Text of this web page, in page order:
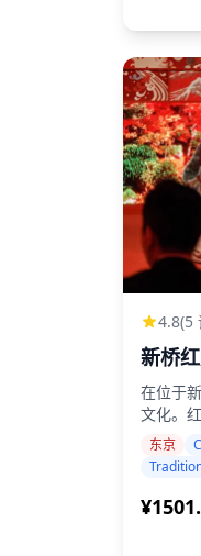
![]
(https://
![]
(https://
![]
(https://
![]
(https://
![]
(https://
![]
(https://
![]
![]
(https://
**包含
以上原
彩校正 请注意：编辑不包括修图或更改体型、面部
特征、背景或
施的入
用）由客户承担。）
・如果
4.8(5
新桥
在位于
文化。
由京都
东京艺
独特的
接与艺
东京